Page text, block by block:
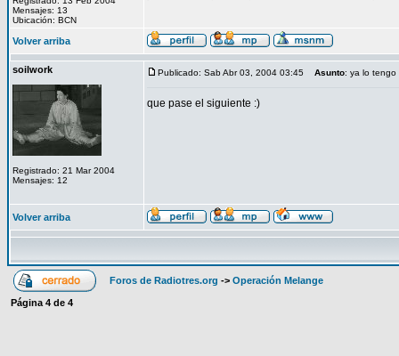
Mensajes: 13
Ubicación: BCN
Volver arriba
soilwork
Registrado: 21 Mar 2004
Mensajes: 12
Publicado: Sab Abr 03, 2004 03:45 Asunto: ya lo tengo
que pase el siguiente :)
Volver arriba
Foros de Radiotres.org -> Operación Melange
Página 4 de 4